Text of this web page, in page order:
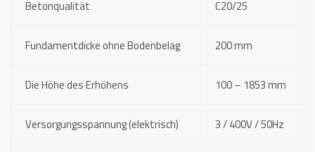
Betonqualität C20/25
Fundamentdicke ohne Bodenbelag 200 mm
Die Höhe des Erhöhens 100 – 1853 mm
Versorgungsspannung (elektrisch) 3 / 400V / 50Hz